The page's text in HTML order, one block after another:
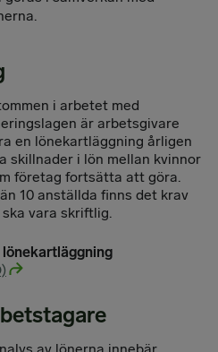
i arbetet med
är arbetsgivare
en lönekartläggning årligen
skillnader i lön mellan kvinnor
företag fortsätta att göra.
10 anställda finns det krav
vara skriftlig.
lönekartläggning